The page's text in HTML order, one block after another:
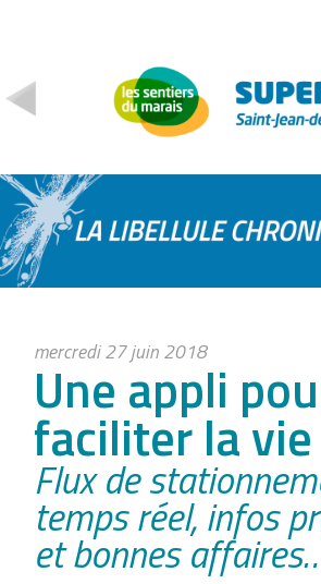
mercredi 27 juin 2018
Une appli
faciliter la vie
Flux de
temps réel, infos
et bonnes